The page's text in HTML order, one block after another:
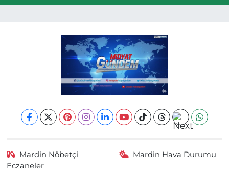
Mardin Nöbetçi
Eczaneler
Mardin Hava Durumu